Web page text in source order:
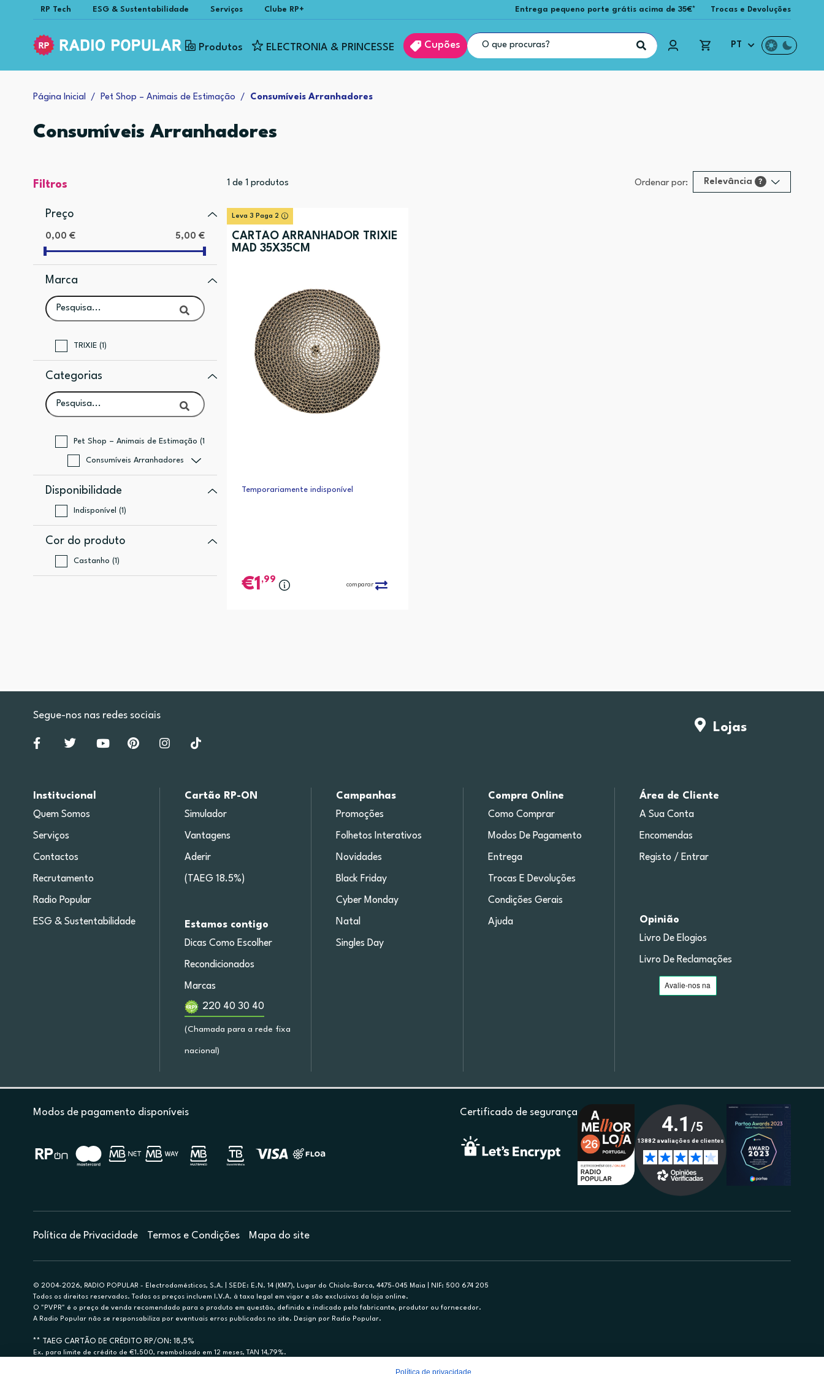
RP Tech ESG & Sustentabilidade Serviços Clube RP+ Entrega pequeno porte grátis acima de 35€* Trocas e Devoluções
Produtos ELECTRONIA & PRINCESSE Cupões PT
Página Inicial Pet Shop – Animais de Estimação Consumíveis Arranhadores
Consumíveis Arranhadores
Filtros
Preço
0,00 € 5,00 €
Marca
TRIXIE (1)
Categorias
Pet Shop – Animais de Estimação (1)
Consumíveis Arranhadores (1)
Disponibilidade
Indisponível (1)
Cor do produto
Castanho (1)
1 de 1 produtos Ordenar por: Relevância ?
Leva 3 Paga 2
CARTÃO ARRANHADOR TRIXIE
MAD 35X35CM
Temporariamente indisponível
1 ,99
comparar
Lojas
Segue-nos nas redes sociais
Institucional
Quem Somos
Serviços
Contactos
Recrutamento
Radio Popular
ESG & Sustentabilidade
Cartão RP-ON
Simulador
Vantagens
Aderir
(TAEG 18.5%)
Estamos contigo
Dicas Como Escolher
Recondicionados
Marcas
220 40 30 40
(Chamada para a rede fixa
nacional)
Campanhas
Promoções
Folhetos Interativos
Novidades
Black Friday
Cyber Monday
Natal
Singles Day
Compra Online
Como Comprar
Modos De Pagamento
Entrega
Trocas E Devoluções
Condições Gerais
Ajuda
Área de Cliente
A Sua Conta
Encomendas
Registo / Entrar
Opinião
Livro De Elogios
Livro De Reclamações
Modos de pagamento disponíveis Certificado de segurança
Política de Privacidade Termos e Condições Mapa do site
© 2004-2026, RADIO POPULAR - Electrodomésticos, S.A. | SEDE: E.N. 14 (KM7), Lugar do Chiolo-Barca, 4475-045 Maia | NIF: 500 674 205
Todos os direitos reservados. Todos os preços incluem I.V.A. à taxa legal em vigor e são exclusivos da loja online.
O "PVPR" é o preço de venda recomendado para o produto em questão, definido e indicado pelo fabricante, produtor ou fornecedor.
A Radio Popular não se responsabiliza por eventuais erros publicados no site. Design por Radio Popular.
** TAEG CARTÃO DE CRÉDITO RP/ON: 18,5%
Ex. para limite de crédito de €1.500, reembolsado em 12 meses, TAN 14,79%.
Política de privacidade